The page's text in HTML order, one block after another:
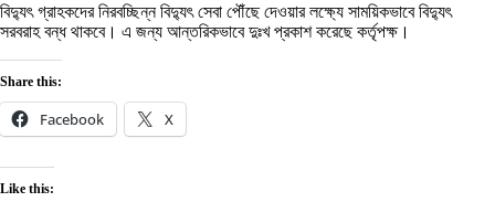
বিদ্যুৎ গ্রাহকদের নিরবচ্ছিন্ন বিদ্যুৎ সেবা পৌঁছে দেওয়ার লক্ষ্যে সাময়িকভাবে বিদ্যুৎ
সরবরাহ বন্ধ থাকবে। এ জন্য আন্তরিকভাবে দুঃখ প্রকাশ করেছে কর্তৃপক্ষ।
Share this:
Facebook X
Like this: